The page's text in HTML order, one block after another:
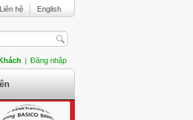
Liên hệ English
| Đăng nhập